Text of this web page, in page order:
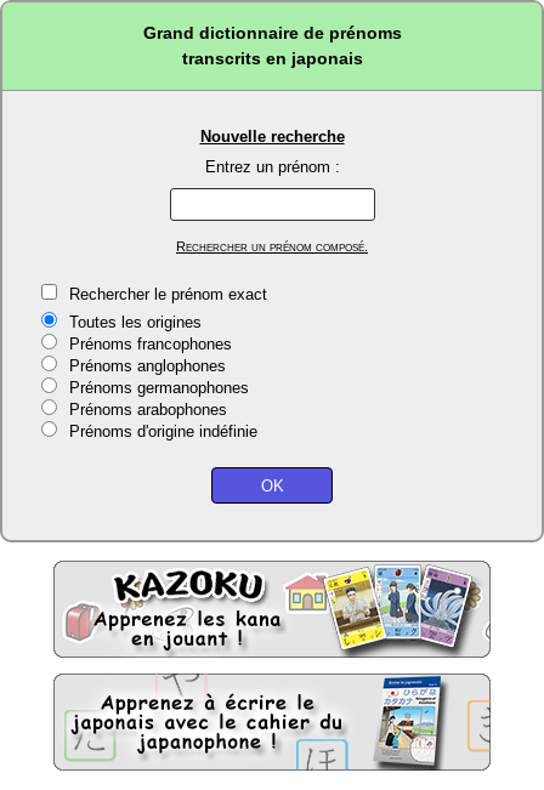
Grand dictionnaire de prénoms
transcrits en japonais
Nouvelle recherche
Entrez un prénom :
Rechercher un prénom composé.
Rechercher le prénom exact
Toutes les origines
Prénoms francophones
Prénoms anglophones
Prénoms germanophones
Prénoms arabophones
Prénoms d'origine indéfinie